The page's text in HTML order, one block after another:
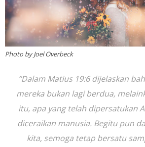
Photo by Joel Overbeck
“Dalam Matius 19:6 dijelaskan
mereka bukan lagi berdua,
itu, apa yang telah dipersatukan
diceraikan manusia. Begitu pun
kita, semoga tetap bersatu